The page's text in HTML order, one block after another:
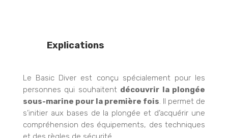
Explications
Le Basic Diver est conçu spécialement pour les
personnes qui souhaitent découvrir la plongée
sous-marine pour la première fois. Il permet de
s’initier aux bases de la plongée et d’acquérir une
compréhension des équipements, des techniques